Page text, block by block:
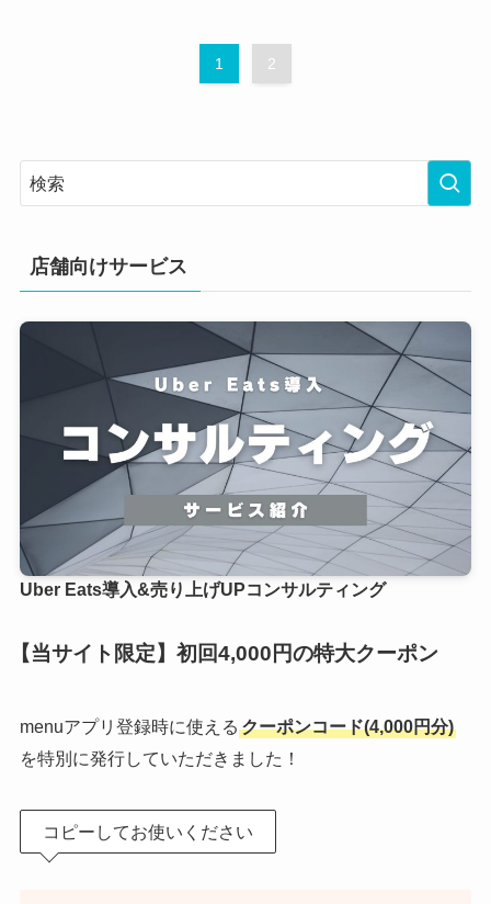
1 2
店舗向けサービス
Uber Eats導入&売り上げUPコンサルティング
【当サイト限定】初回4,000円の特大クーポン
menuアプリ登録時に使える クーポンコード(4,000円分)
を特別に発行していただきました！
コピーしてお使いください